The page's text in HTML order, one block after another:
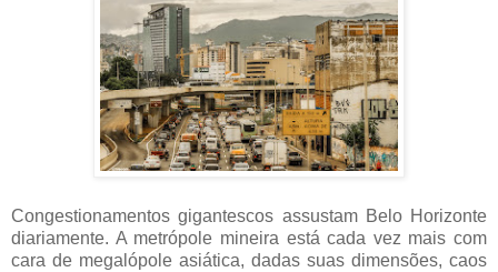
Congestionamentos gigantescos assustam Belo Horizonte
diariamente. A metrópole mineira está cada vez mais com
cara de megalópole asiática, dadas suas dimensões, caos